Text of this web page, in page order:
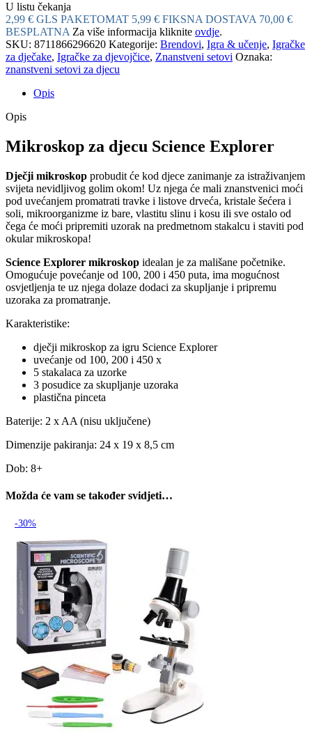
U listu čekanja
2,99 € GLS PAKETOMAT 5,99 € FIKSNA DOSTAVA 70,00 €
BESPLATNA Za više informacija kliknite ovdje.
SKU: 8711866296620 Kategorije: Brendovi, Igra & učenje, Igračke
za dječake, Igračke za djevojčice, Znanstveni setovi Oznaka:
znanstveni setovi za djecu
Opis
Opis
Mikroskop za djecu Science Explorer
Dječji mikroskop probudit će kod djece zanimanje za istraživanjem
svijeta nevidljivog golim okom! Uz njega će mali znanstvenici moći
pod uvećanjem promatrati travke i listove drveća, kristale šećera i
soli, mikroorganizme iz bare, vlastitu slinu i kosu ili sve ostalo od
čega će moći pripremiti uzorak na predmetnom stakalcu i staviti pod
okular mikroskopa!
Science Explorer mikroskop idealan je za mališane početnike.
Omogućuje povećanje od 100, 200 i 450 puta, ima mogućnost
osvjetljenja te uz njega dolaze dodaci za skupljanje i pripremu
uzoraka za promatranje.
Karakteristike:
dječji mikroskop za igru Science Explorer
uvećanje od 100, 200 i 450 x
5 stakalaca za uzorke
3 posudice za skupljanje uzoraka
plastična pinceta
Baterije: 2 x AA (nisu uključene)
Dimenzije pakiranja: 24 x 19 x 8,5 cm
Dob: 8+
Možda će vam se također svidjeti…
-30%